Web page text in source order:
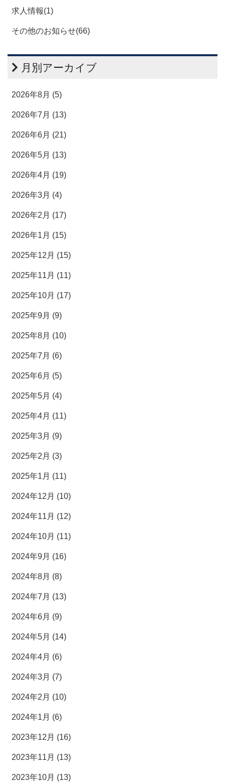
求人情報(1)
その他のお知らせ(66)
月別アーカイブ
2026年8月 (5)
2026年7月 (13)
2026年6月 (21)
2026年5月 (13)
2026年4月 (19)
2026年3月 (4)
2026年2月 (17)
2026年1月 (15)
2025年12月 (15)
2025年11月 (11)
2025年10月 (17)
2025年9月 (9)
2025年8月 (10)
2025年7月 (6)
2025年6月 (5)
2025年5月 (4)
2025年4月 (11)
2025年3月 (9)
2025年2月 (3)
2025年1月 (11)
2024年12月 (10)
2024年11月 (12)
2024年10月 (11)
2024年9月 (16)
2024年8月 (8)
2024年7月 (13)
2024年6月 (9)
2024年5月 (14)
2024年4月 (6)
2024年3月 (7)
2024年2月 (10)
2024年1月 (6)
2023年12月 (16)
2023年11月 (13)
2023年10月 (13)